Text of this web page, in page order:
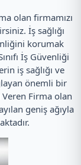
olan firmamızı
İş sağlığı
korumak
İş Güvenliği
iş sağlığı ve
önemli bir
Veren Firma olan
geniş ağıyla